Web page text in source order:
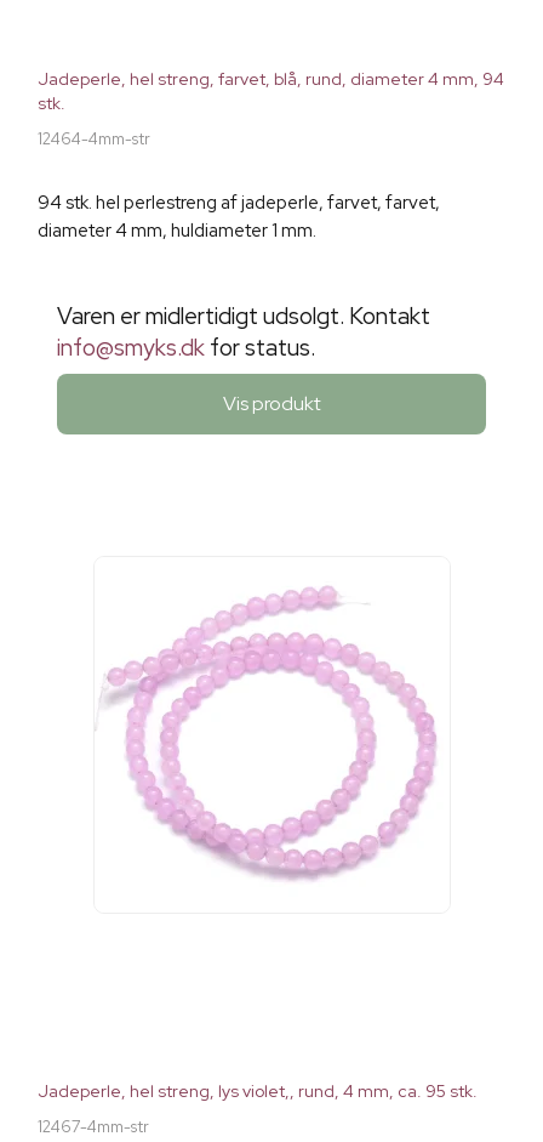
Jadeperle, hel streng, farvet, blå, rund, diameter 4 mm, 94
stk.
12464-4mm-str
94 stk. hel perlestreng af jadeperle, farvet, farvet,
diameter 4 mm, huldiameter 1 mm.
Varen er midlertidigt udsolgt. Kontakt
info@smyks.dk for status.
Vis produkt
Jadeperle, hel streng, lys violet,, rund, 4 mm, ca. 95 stk.
12467-4mm-str